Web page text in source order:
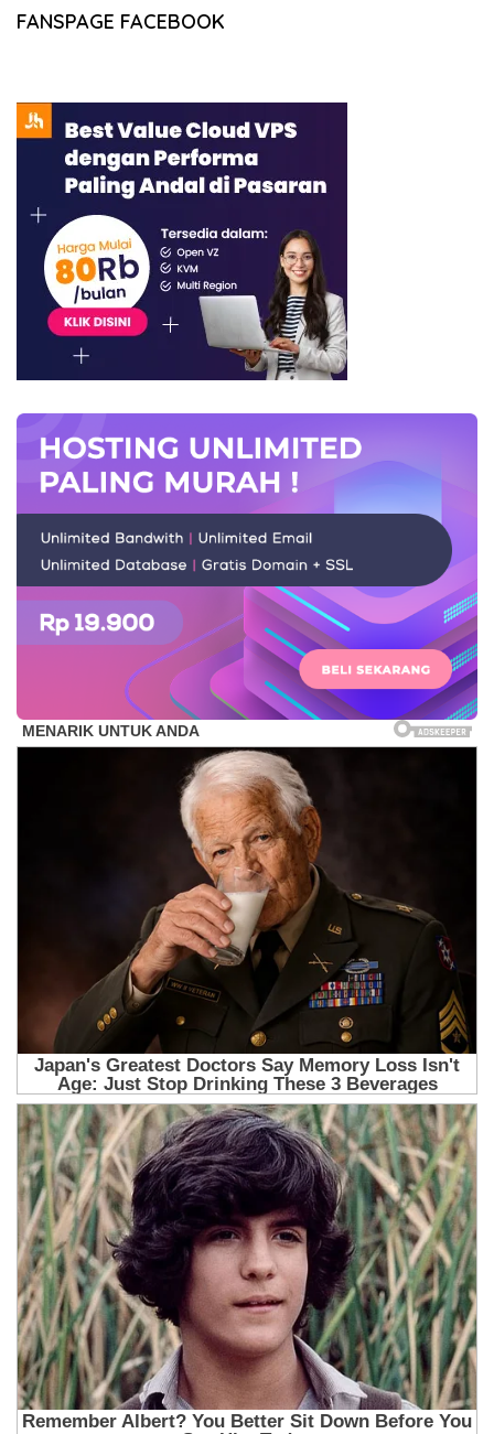
FANSPAGE FACEBOOK